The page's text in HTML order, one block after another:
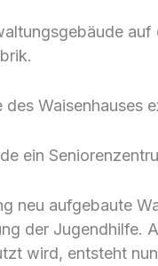
des Waisenhauses
ein
neu aufgebaute
der Jugendhilfe.
wird, entsteht